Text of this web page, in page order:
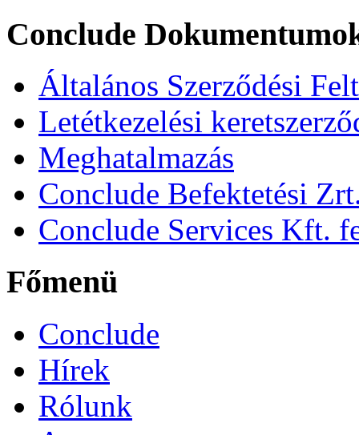
Conclude
Általános Szerződési
Letétkezelési
Meghatalmazás
Conclude Befektetési
Conclude Services Kft.
Főmenü
Conclude
Hírek
Rólunk